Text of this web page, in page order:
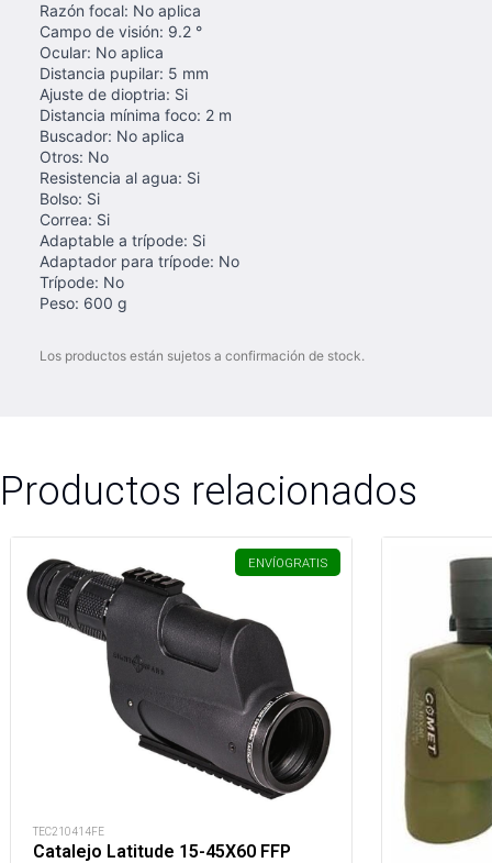
Razón focal: No aplica
Campo de visión: 9.2 °
Ocular: No aplica
Distancia pupilar: 5 mm
Ajuste de dioptria: Si
Distancia mínima foco: 2 m
Buscador: No aplica
Otros: No
Resistencia al agua: Si
Bolso: Si
Correa: Si
Adaptable a trípode: Si
Adaptador para trípode: No
Trípode: No
Peso: 600 g
Los productos están sujetos a confirmación de stock.
Productos relacionados
ENVÍOGRATIS
TEC210414FE
Catalejo Latitude 15-45X60 FFP